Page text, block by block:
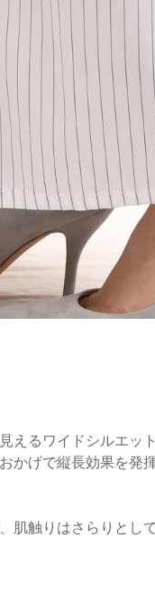
えるワイドシルエッ
かげで縦長効果を発
肌触りはさらりとして